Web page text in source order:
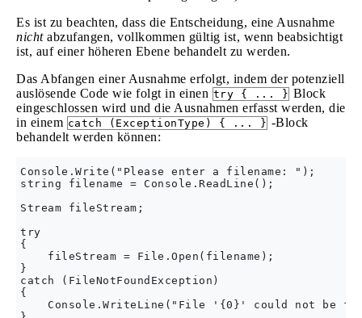
Es ist zu beachten, dass die Entscheidung, eine Ausnahme
nichtabzufangen, vollkommen gültig ist, wenn beabsichtigt
ist, auf einer höheren Ebene behandelt zu werden.
Das Abfangen einer Ausnahme erfolgt, indem der potenziell
auslösende Code wie folgt in einen try { ... } Block
eingeschlossen wird und die Ausnahmen erfasst werden, die
in einem catch (ExceptionType) { ... } -Block
behandelt werden können:
Console.Write("Please enter a filename: ");
string filename = Console.ReadLine();
Stream fileStream;
try
{
    fileStream = File.Open(filename);
}
catch (FileNotFoundException)
{
Console.WriteLine("File '{0}' could not be